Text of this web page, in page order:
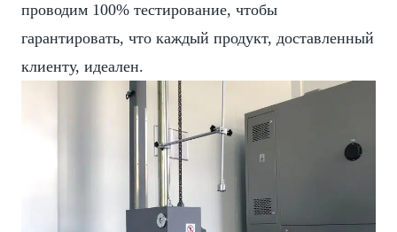
проводим 100% тестирование, чтобы
гарантировать, что каждый продукт, доставленный
клиенту, идеален.